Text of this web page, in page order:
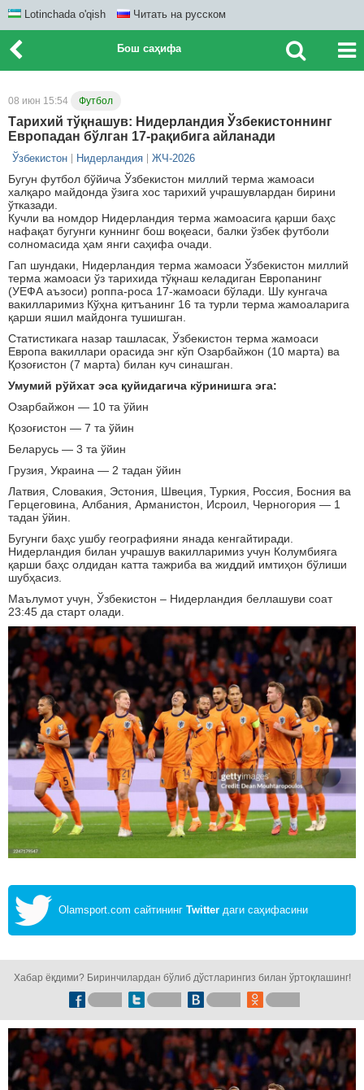
Lotinchada o'qish Читать на русском
Бош саҳифа
08 июн 15:54 Футбол
Тарихий тўқнашув: Нидерландия Ўзбекистоннинг
Европадан бўлган 17-рақибига айланади
Ўзбекистон Нидерландия ЖЧ-2026
Бугун футбол бўйича Ўзбекистон миллий терма жамоаси
халқаро майдонда ўзига хос тарихий учрашувлардан бирини
ўтказади.
Кучли ва номдор Нидерландия терма жамоасига қарши баҳс
нафақат бугунги куннинг бош воқеаси, балки ўзбек футболи
солномасида ҳам янги саҳифа очади.
Гап шундаки, Нидерландия терма жамоаси Ўзбекистон миллий
терма жамоаси ўз тарихида тўқнаш келадиган Европанинг
(УЕФА аъзоси) роппа-роса 17-жамоаси бўлади. Шу кунгача
вакилларимиз Кўҳна қитъанинг 16 та турли терма жамоаларига
қарши яшил майдонга тушишган.
Статистикага назар ташласак, Ўзбекистон терма жамоаси
Европа вакиллари орасида энг кўп Озарбайжон (10 марта) ва
Қозоғистон (7 марта) билан куч синашган.
Умумий рўйхат эса қуйидагича кўринишга эга:
Озарбайжон — 10 та ўйин
Қозоғистон — 7 та ўйин
Беларусь — 3 та ўйин
Грузия, Украина — 2 тадан ўйин
Латвия, Словакия, Эстония, Швеция, Туркия, Россия, Босния ва
Герцеговина, Албания, Арманистон, Исроил, Черногория — 1
тадан ўйин.
Бугунги баҳс ушбу географияни янада кенгайтиради.
Нидерландия билан учрашув вакилларимиз учун Колумбияга
қарши баҳс олдидан катта тажриба ва жиддий имтиҳон бўлиши
шубҳасиз.
Маълумот учун, Ўзбекистон – Нидерландия беллашуви соат
23:45 да старт олади.
Olamsport.com сайтининг Twitter даги саҳифасини
Хабар ёқдими? Биринчилардан бўлиб дўстларингиз билан ўртоқлашинг!